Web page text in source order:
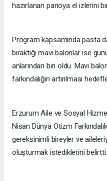
hazırlanan panoya el izlerini
Program kapsamında pasta
bıraktığı mavi balonlar ise
anlarından biri oldu. Mavi
farkındalığın artırılması
Erzurum Aile ve Sosyal
Nisan Dünya Otizm
gereksinimli bireyler ve
oluşturmak istediklerini belirtti.